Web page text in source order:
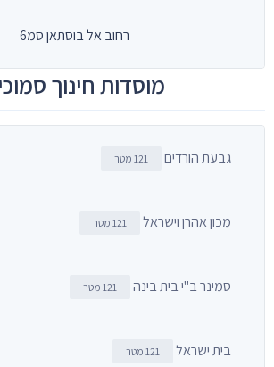
רחוב אל בוסתאן סמ6
מוסדות חינוך
גבעת הורדים 121 מטר
מכון אהרן וישראל 121 מטר
סמינר ב"י בית בינה 121 מטר
בית ישראל 121 מטר